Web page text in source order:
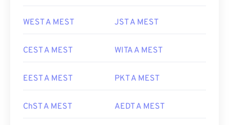
WEST A MEST JST A MEST
CEST A MEST WITA A MEST
EEST A MEST PKT A MEST
ChST A MEST AEDT A MEST